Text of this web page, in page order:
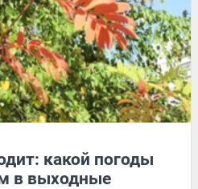
какой погоды
в выходные